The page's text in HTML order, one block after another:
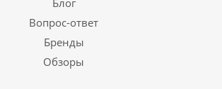
Блог
Вопрос-ответ
Бренды
Обзоры